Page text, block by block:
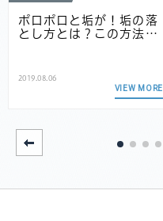
ポロポロと垢が！垢の落
とし方とは？この方法…
2019.08.06
VIEW MORE